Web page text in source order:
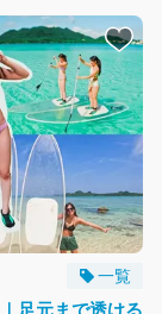
一覧
足元まで透ける